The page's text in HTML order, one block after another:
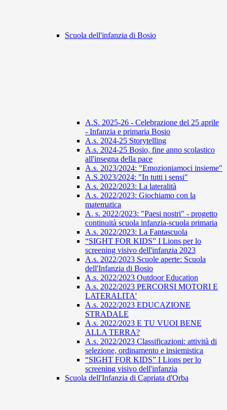
Scuola dell'infanzia di Bosio
A.S. 2025-26 - Celebrazione del 25 aprile
- Infanzia e primaria Bosio
A.s. 2024-25 Storytelling
A.s. 2024-25 Bosio, fine anno scolastico
all'insegna della pace
A.s. 2023/2024: "Emozioniamoci insieme"
A.S.2023/2024: "In tutti i sensi"
A.s. 2022/2023: La lateralità
A.s. 2022/2023: Giochiamo con la
matematica
A. s. 2022/2023: "Paesi nostri" - progetto
continuità scuola infanzia-scuola primaria
A.s. 2022/2023: La Fantascuola
“SIGHT FOR KIDS” I Lions per lo
screening visivo dell'infanzia 2023
A.s. 2022/2023 Scuole aperte: Scuola
dell'Infanzia di Bosio
A.s. 2022/2023 Outdoor Education
A.s. 2022/2023 PERCORSI MOTORI E
LATERALITA'
A.s. 2022/2023 EDUCAZIONE
STRADALE
A.s. 2022/2023 E TU VUOI BENE
ALLA TERRA?
A.s. 2022/2023 Classificazioni: attività di
selezione, ordinamento e insiemistica
“SIGHT FOR KIDS” I Lions per lo
screening visivo dell'infanzia
Scuola dell'Infanzia di Capriata d'Orba